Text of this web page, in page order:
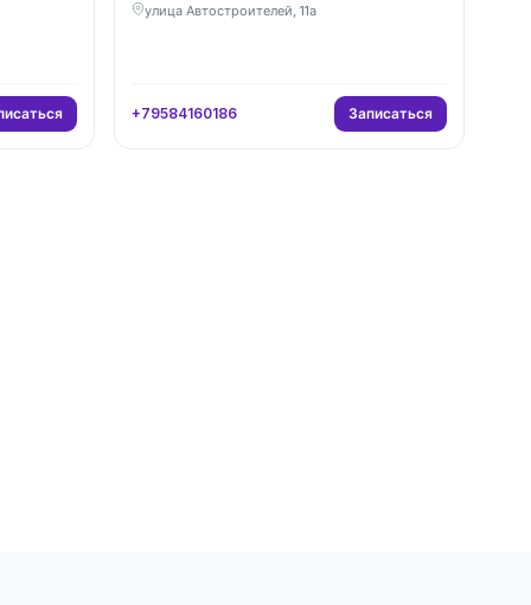
улица Автостроителей, 11а
+79584160186 Записаться